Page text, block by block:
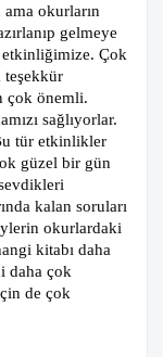
okurların
gelmeye
etkinliğimize. Çok
teşekkür
çok önemli.
sağlıyorlar.
tür etkinlikler
güzel bir gün
kalan soruları
okurlardaki
kitabı daha
daha çok
de çok